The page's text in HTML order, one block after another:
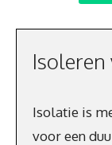
Isolatie is
voor een